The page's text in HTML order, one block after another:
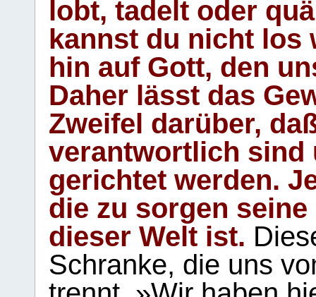
lobt, tadelt oder
kannst du nicht los
hin auf Gott, den
Daher lässt das
Zweifel darüber,
verantwortlich sind
gerichtet werden.
die zu sorgen
dieser Welt ist.
Schranke, die uns